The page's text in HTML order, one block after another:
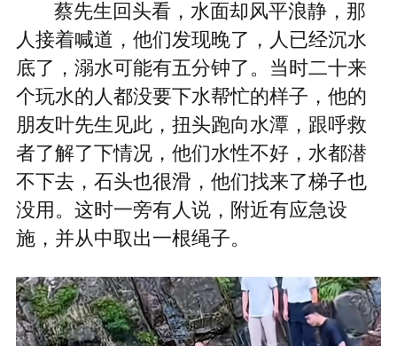
蔡先生回头看，水面却风平浪静，那
人接着喊道，他们发现晚了，人已经沉水
底了，溺水可能有五分钟了。当时二十来
个玩水的人都没要下水帮忙的样子，他的
朋友叶先生见此，扭头跑向水潭，跟呼救
者了解了下情况，他们水性不好，水都潜
不下去，石头也很滑，他们找来了梯子也
没用。这时一旁有人说，附近有应急设
施，并从中取出一根绳子。